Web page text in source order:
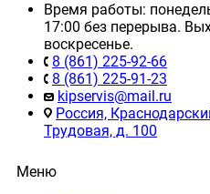
Время работы:
17:00 без перерыва.
воскресенье.
8 (861) 225-92-66
8 (861) 225-91-23
kipservis@mail.ru
Россия,
Трудовая, д. 100
Меню